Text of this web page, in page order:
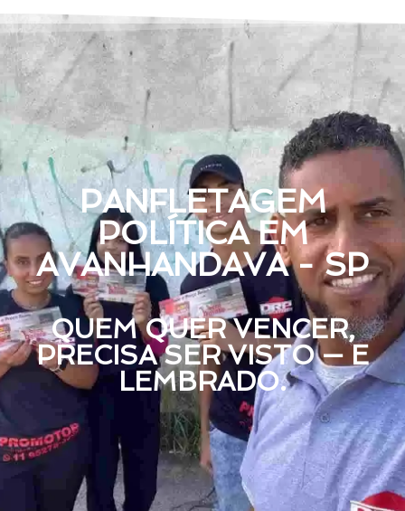
PANFLETAGEM
POLÍTICA EM
AVANHANDAVA - SP
QUEM QUER VENCER,
PRECISA SER VISTO — E
LEMBRADO.